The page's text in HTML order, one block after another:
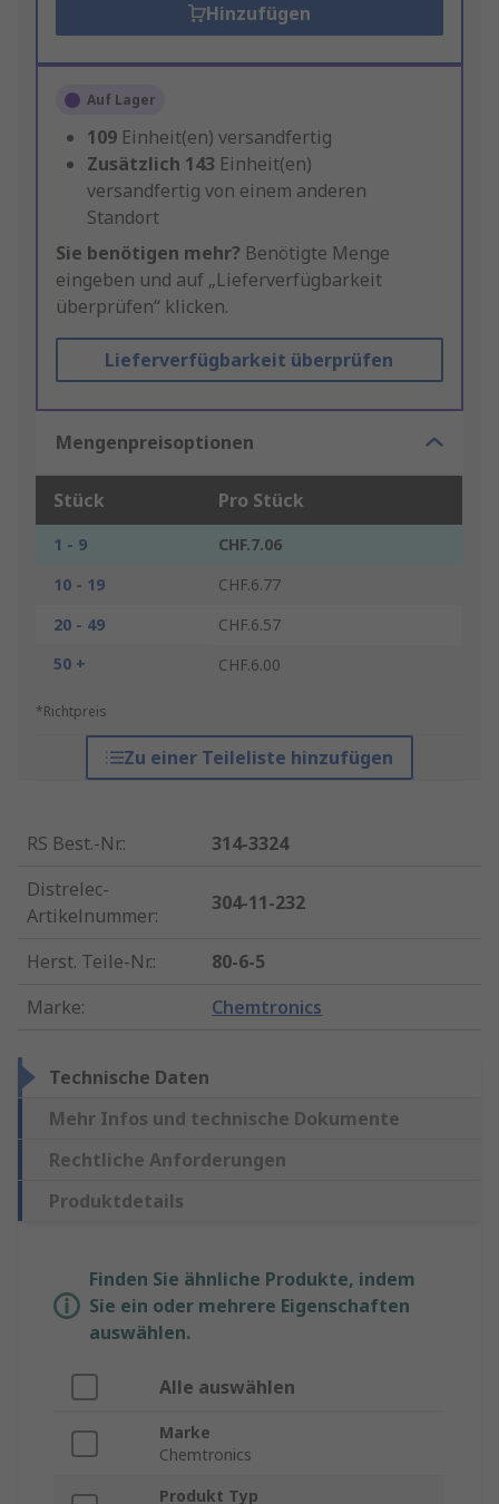
Hinzufügen
Auf Lager
109 Einheit(en) versandfertig
Zusätzlich 143 Einheit(en)
versandfertig von einem anderen
Standort
Sie benötigen mehr? Benötigte Menge
eingeben und auf „Lieferverfügbarkeit
überprüfen“ klicken.
Lieferverfügbarkeit überprüfen
Mengenpreisoptionen
Stück Pro Stück
1 - 9
CHF.7.06
10 - 19
CHF.6.77
20 - 49
CHF.6.57
50 +
CHF.6.00
*Richtpreis
Zu einer Teileliste hinzufügen
RS Best.-Nr.:
314-3324
Distrelec-
Artikelnummer:
304-11-232
Herst. Teile-Nr.:
80-6-5
Marke: Chemtronics
Technische Daten
Mehr Infos und technische Dokumente
Rechtliche Anforderungen
Produktdetails
Finden Sie ähnliche Produkte, indem
Sie ein oder mehrere Eigenschaften
auswählen.
Alle auswählen
Marke
Chemtronics
Produkt Typ